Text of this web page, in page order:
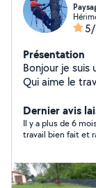
Présentation
Bonjour je suis
Qui aime le travail bien fait avec du
paysager,
fruitiers,
tout ce qui est
de mon travail
Dernier avis
Il y a plus de 6
travail bien fait et